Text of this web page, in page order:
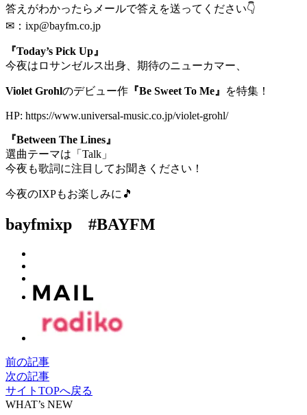
答えがわかったらメールで答えを送ってください👇
✉：ixp@bayfm.co.jp
『Today’s Pick Up』
今夜はロサンゼルス出身、期待のニューカマー、
Violet Grohlのデビュー作 『Be Sweet To Me』 を特集！
HP: https://www.universal-music.co.jp/violet-grohl/
『Between The Lines』
選曲テーマは「Talk」
今夜も歌詞に注目してお聞きください！
今夜のIXPもお楽しみに🎵
bayfmixp #BAYFM
前の記事
次の記事
サイトTOPへ戻る
WHAT’s NEW